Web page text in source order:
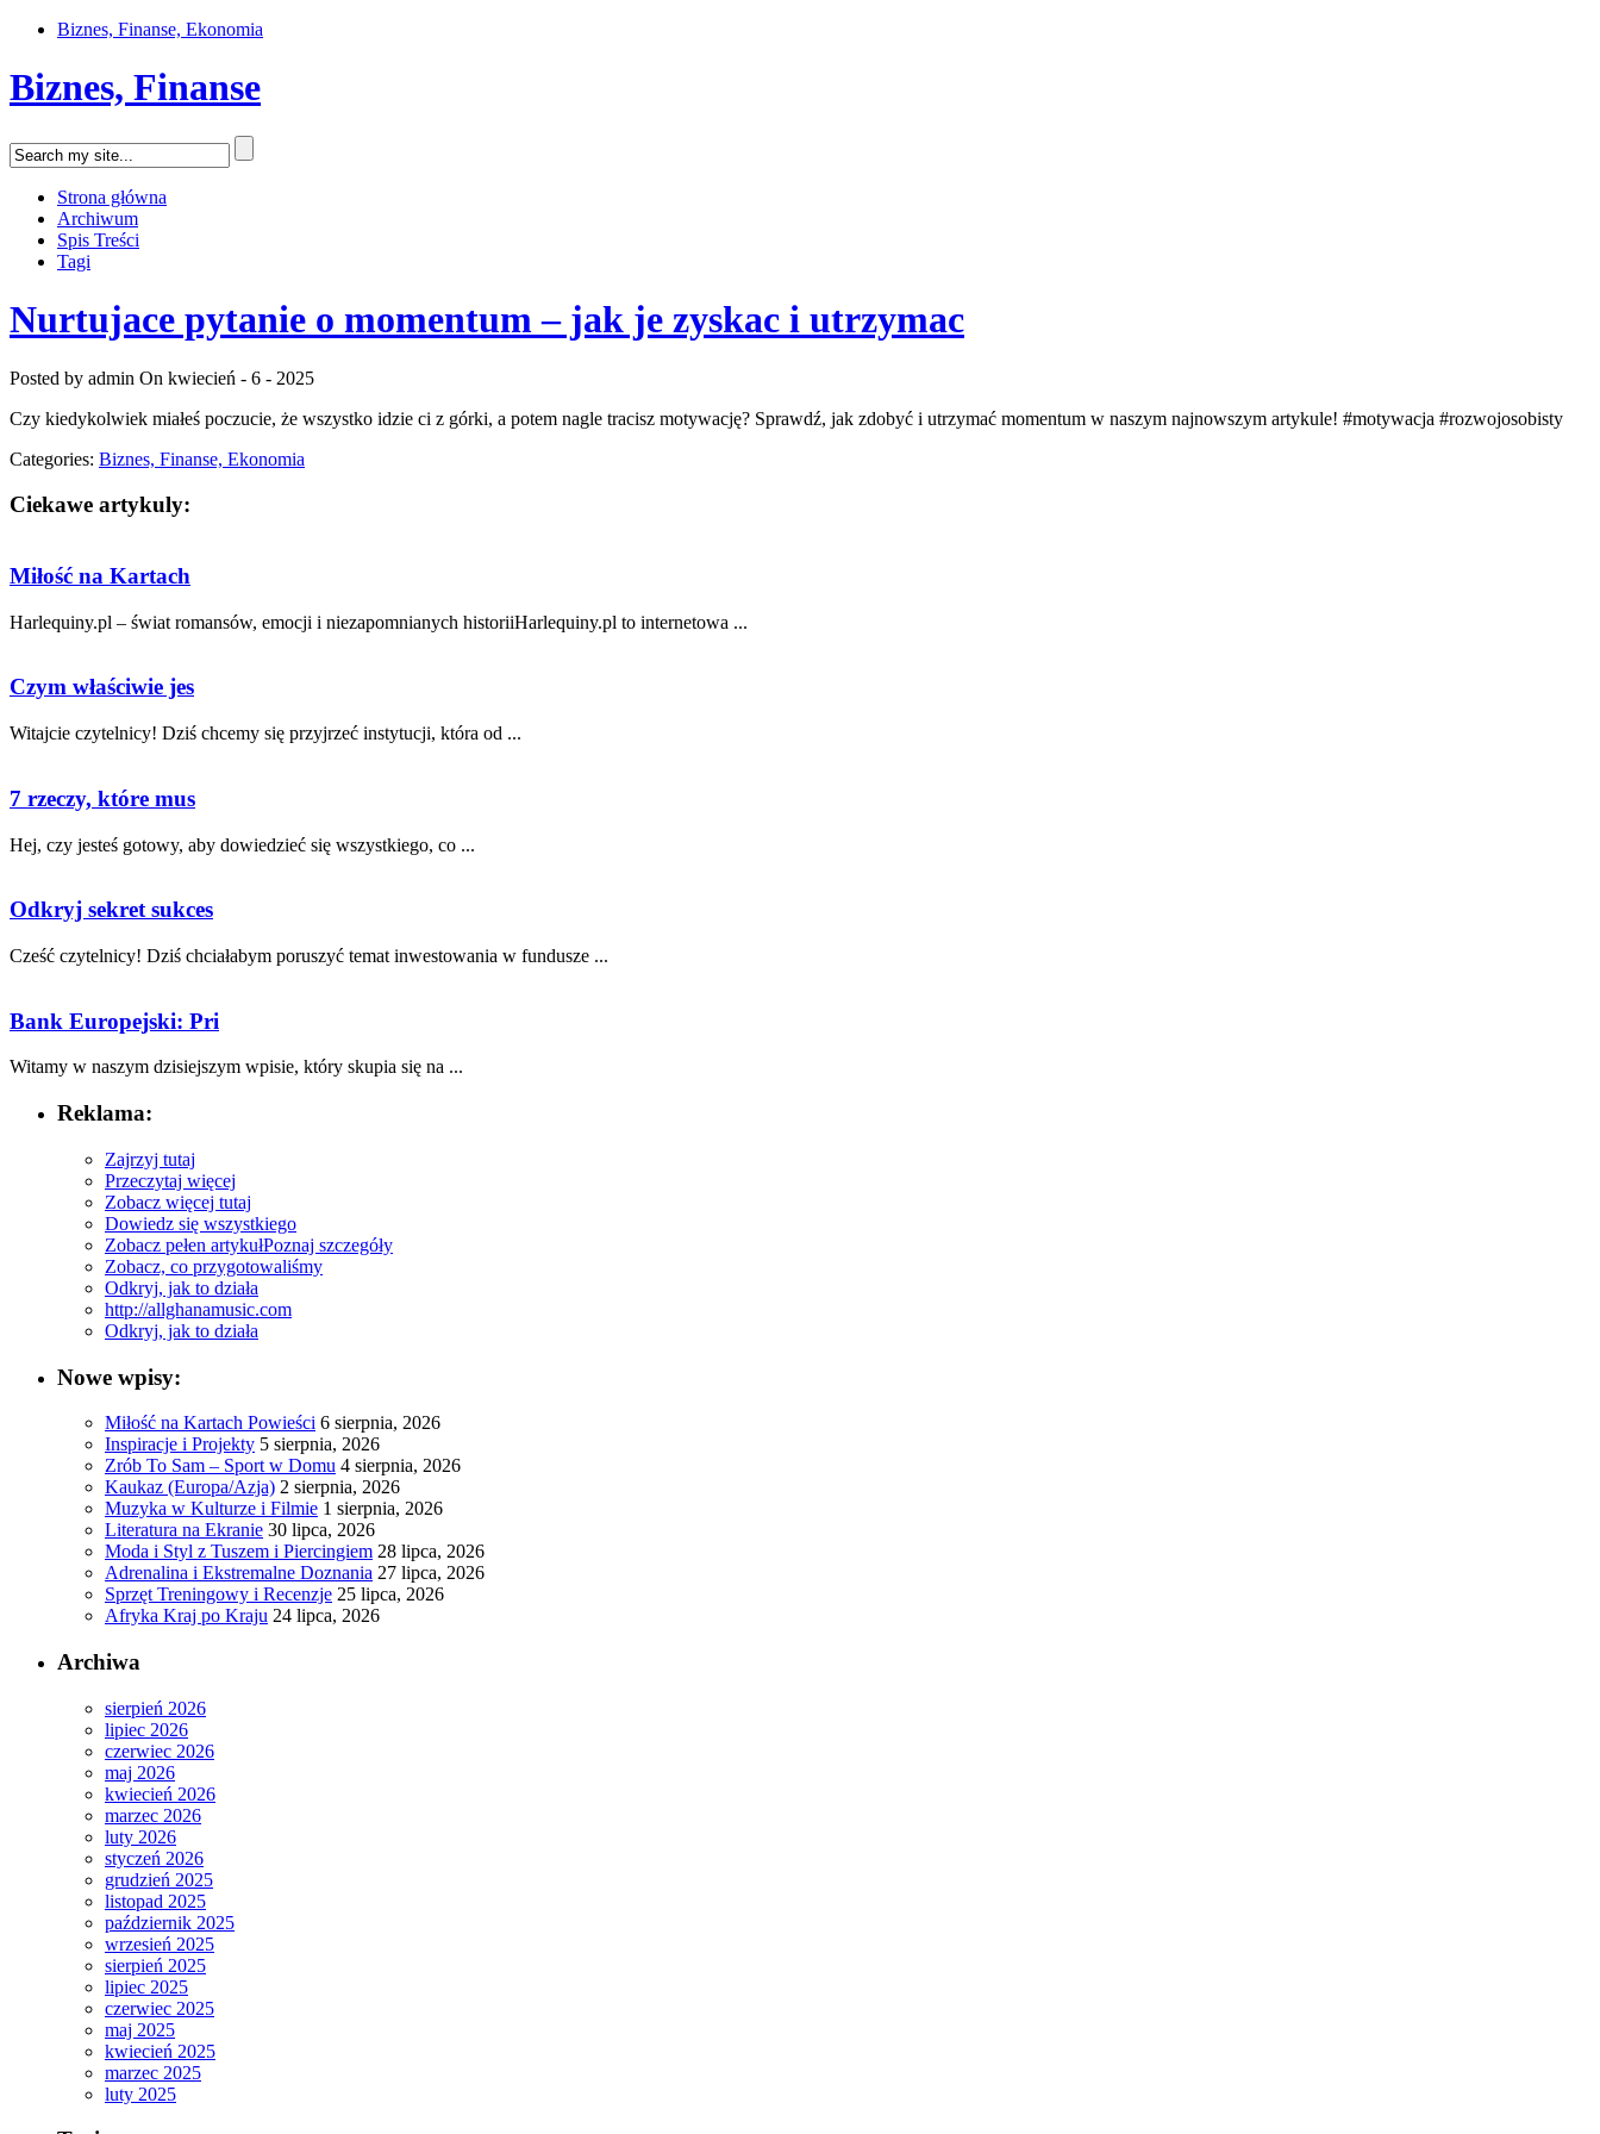
Biznes, Finanse, Ekonomia
Biznes, Finanse
Strona główna
Archiwum
Spis Treści
Tagi
Nurtujace pytanie o momentum – jak je zyskac i utrzymac
Posted by admin On kwiecień - 6 - 2025
Czy kiedykolwiek miałeś poczucie, że wszystko idzie ci z górki, a potem nagle tracisz motywację? Sprawdź, jak zdobyć i utrzymać momentum w naszym najnowszym artykule! #motywacja #rozwojosobisty
Categories: Biznes, Finanse, Ekonomia
Ciekawe artykuly:
Miłość na Kartach
Harlequiny.pl – świat romansów, emocji i niezapomnianych historiiHarlequiny.pl to internetowa ...
Czym właściwie jes
Witajcie⁣ czytelnicy! ⁢Dziś chcemy się przyjrzeć instytucji, która od ...
7 rzeczy, które mus
Hej,‍ czy jesteś ⁣gotowy, aby dowiedzieć się wszystkiego, co ...
Odkryj sekret sukces
Cześć czytelnicy! Dziś chciałabym poruszyć temat inwestowania w fundusze ...
Bank Europejski: Pri
Witamy w naszym dzisiejszym wpisie, który ⁣skupia się na ...
Reklama:
Zajrzyj tutaj
Przeczytaj więcej
Zobacz więcej tutaj
Dowiedz się wszystkiego
Zobacz pełen artykułPoznaj szczegóły
Zobacz, co przygotowaliśmy
Odkryj, jak to działa
http://allghanamusic.com
Odkryj, jak to działa
Nowe wpisy:
Miłość na Kartach Powieści 6 sierpnia, 2026
Inspiracje i Projekty 5 sierpnia, 2026
Zrób To Sam – Sport w Domu 4 sierpnia, 2026
Kaukaz (Europa/Azja) 2 sierpnia, 2026
Muzyka w Kulturze i Filmie 1 sierpnia, 2026
Literatura na Ekranie 30 lipca, 2026
Moda i Styl z Tuszem i Piercingiem 28 lipca, 2026
Adrenalina i Ekstremalne Doznania 27 lipca, 2026
Sprzęt Treningowy i Recenzje 25 lipca, 2026
Afryka Kraj po Kraju 24 lipca, 2026
Archiwa
sierpień 2026
lipiec 2026
czerwiec 2026
maj 2026
kwiecień 2026
marzec 2026
luty 2026
styczeń 2026
grudzień 2025
listopad 2025
październik 2025
wrzesień 2025
sierpień 2025
lipiec 2025
czerwiec 2025
maj 2025
kwiecień 2025
marzec 2025
luty 2025